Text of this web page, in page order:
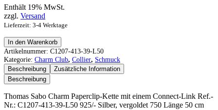
Enthält 19% MwSt.
zzgl. Versand
Lieferzeit: 3-4 Werktage
Thomas
Sabo
Charm
Paperclip-
Kette
mit
einem
Connect-
In den Warenkorb
Artikelnummer: C1207-413-39-L50
Kategorie: Charm Club, Collier, Schmuck
Beschreibung
Zusätzliche Information
Beschreibung
Thomas Sabo Charm Paperclip-Kette mit einem Connect-Link Ref.-
Nr.: C1207-413-39-L50 925/- Silber, vergoldet 750 Länge 50 cm